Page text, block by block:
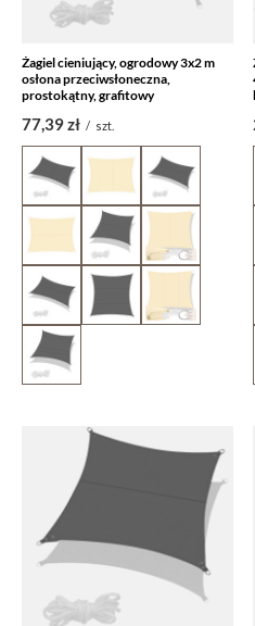
Żagiel cieniujący, ogrodowy 3x2 m
osłona przeciwsłoneczna,
prostokątny, grafitowy
77,39 zł / szt.